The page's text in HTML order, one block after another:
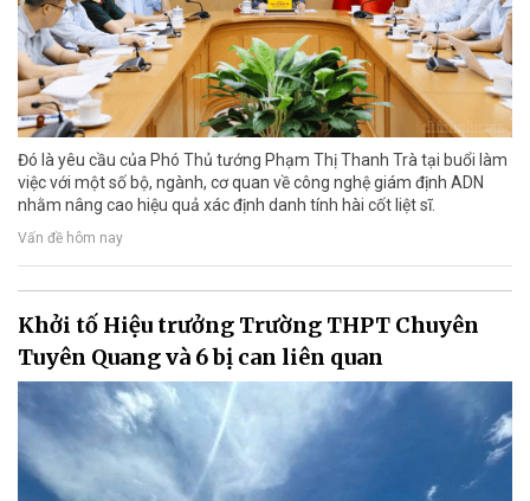
Đó là yêu cầu của Phó Thủ tướng Phạm Thị Thanh Trà tại buổi làm
việc với một số bộ, ngành, cơ quan về công nghệ giám định ADN
nhằm nâng cao hiệu quả xác định danh tính hài cốt liệt sĩ.
Vấn đề hôm nay
Khởi tố Hiệu trưởng Trường THPT Chuyên
Tuyên Quang và 6 bị can liên quan